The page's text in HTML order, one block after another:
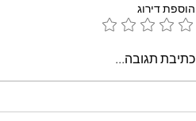
עוגת שוקולד קלה וממכרת
הוספת דירוג
כתיבת תגובה...